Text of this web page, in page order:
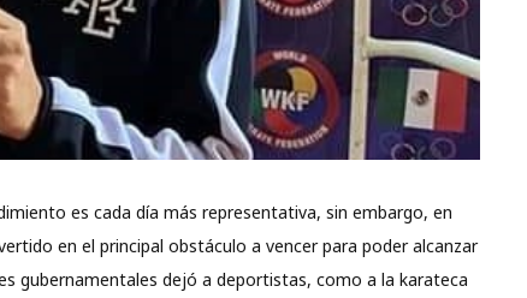
es cada día más representativa, sin embargo, en
en el principal obstáculo a vencer para poder alcanzar
gubernamentales dejó a deportistas, como a la karateca